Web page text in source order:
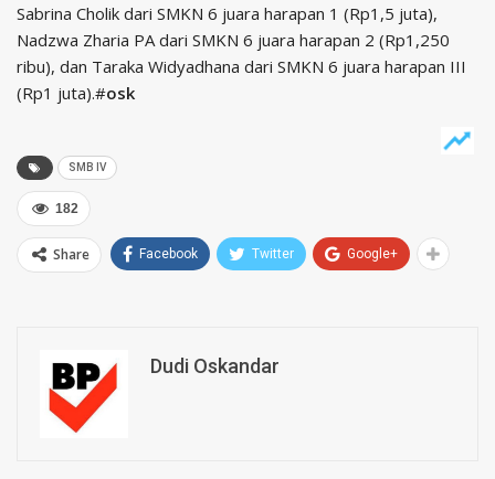
Sabrina Cholik dari SMKN 6 juara harapan 1 (Rp1,5 juta),
Nadzwa Zharia PA dari SMKN 6 juara harapan 2 (Rp1,250
ribu), dan Taraka Widyadhana dari SMKN 6 juara harapan III
(Rp1 juta).#osk
SMB IV
182
Share Facebook Twitter Google+
Dudi Oskandar